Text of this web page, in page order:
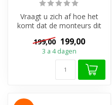
Vraagt u zich af hoe het
komt dat de monteurs dit
A-merk douchegoot kiezen
en ad...
199,00 199,00
3 a 4 dagen